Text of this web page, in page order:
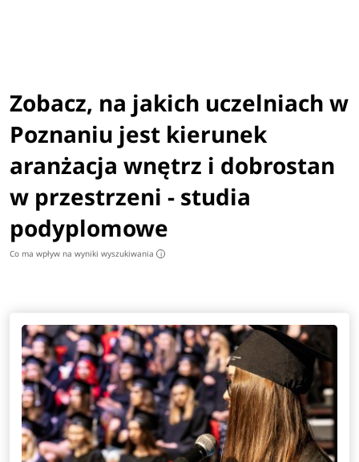
Zobacz, na jakich uczelniach w
Poznaniu jest kierunek
aranżacja wnętrz i dobrostan
w przestrzeni - studia
podyplomowe
Co ma wpływ na wyniki wyszukiwania i